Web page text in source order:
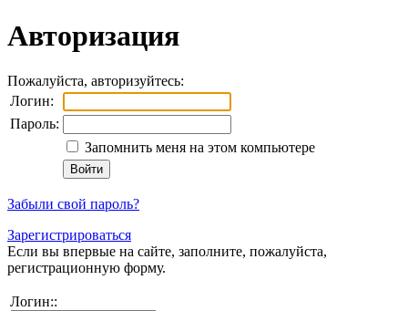
Авторизация
Пожалуйста, авторизуйтесь:
Логин:
Пароль:
Запомнить меня на этом компьютере
Забыли свой пароль?
Зарегистрироваться
Если вы впервые на сайте, заполните, пожалуйста,
регистрационную форму.
Логин::